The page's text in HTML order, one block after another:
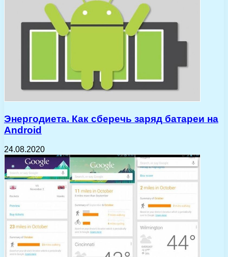
Энергодиета. Как сберечь заряд батареи на
Android
24.08.2020